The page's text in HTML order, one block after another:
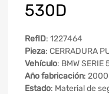
530D
RefID: 1227464
Pieza: CERRADURA
Vehículo: BMW
Año fabricación:
Estado: Material de